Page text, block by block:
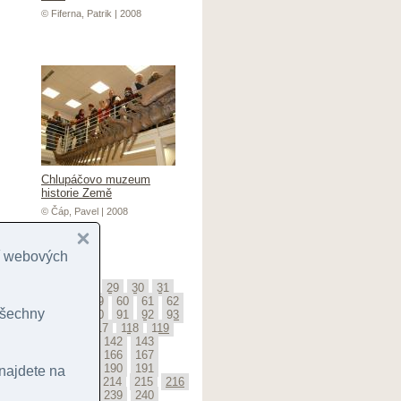
© Fiferna, Patrik | 2008
Chlupáčovo muzeum
historie Země
© Čáp, Pavel | 2008
29 30
31
59 60 61
62
87 88 90 91 92
93
117 118
119
142
143
166
167
187 188 190
191
211 214 215
216
239 240
na